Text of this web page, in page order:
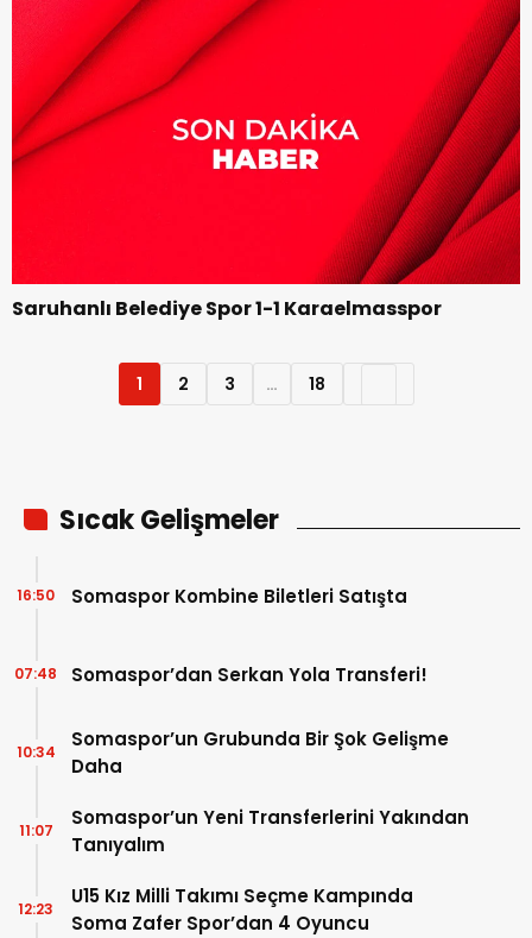
Saruhanlı Belediye Spor 1-1 Karaelmasspor
1 2 3 … 18
Sıcak Gelişmeler
Somaspor Kombine Biletleri Satışta
16:50
Somaspor’dan Serkan Yola Transferi!
07:48
Somaspor’un Grubunda Bir Şok Gelişme
Daha
10:34
Somaspor’un Yeni Transferlerini Yakından
Tanıyalım
11:07
U15 Kız Milli Takımı Seçme Kampında
Soma Zafer Spor’dan 4 Oyuncu
12:23